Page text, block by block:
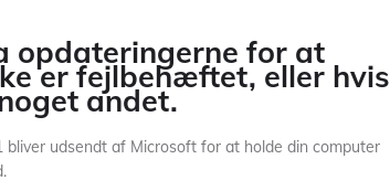
opdateringerne for at
er fejlbehæftet, eller hvis
andet.
udsendt af Microsoft for at holde din computer